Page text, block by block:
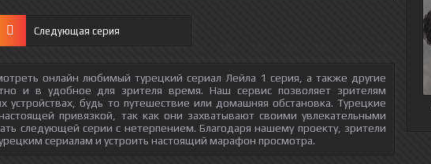
Следующая серия
онлайн любимый турецкий сериал Лейла 1 серия, а также другие
и в удобное для зрителя время. Наш сервис позволяет зрителям
устройствах, будь то путешествие или домашняя обстановка. Турецкие
привязкой, так как они захватывают своими увлекательными
следующей серии с нетерпением. Благодаря нашему проекту, зрители
сериалам и устроить настоящий марафон просмотра.